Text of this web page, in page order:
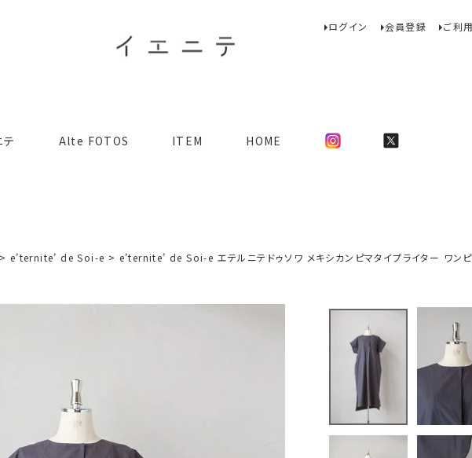
ログイン 会員登録 ご利
テ Alte FOTOS ITEM HOME
e’ternite’ de Soi-e e’ternite’ de Soi-e エテルニテドゥソワ メキシカンピマタイプライター ワン